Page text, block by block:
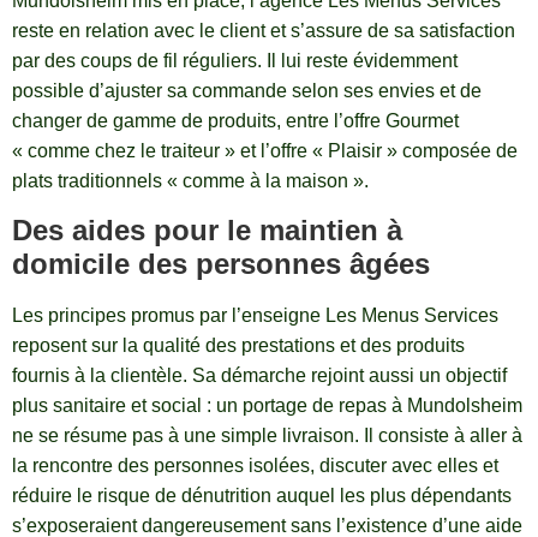
reste en relation avec le client et s’assure de sa satisfaction
par des coups de fil réguliers. Il lui reste évidemment
possible d’ajuster sa commande selon ses envies et de
changer de gamme de produits, entre l’offre Gourmet
« comme chez le traiteur » et l’offre « Plaisir » composée de
plats traditionnels « comme à la maison ».
Des aides pour le maintien à
domicile des personnes âgées
Les principes promus par l’enseigne Les Menus Services
reposent sur la qualité des prestations et des produits
fournis à la clientèle. Sa démarche rejoint aussi un objectif
plus sanitaire et social : un portage de repas à Mundolsheim
ne se résume pas à une simple livraison. Il consiste à aller à
la rencontre des personnes isolées, discuter avec elles et
réduire le risque de dénutrition auquel les plus dépendants
s’exposeraient dangereusement sans l’existence d’une aide